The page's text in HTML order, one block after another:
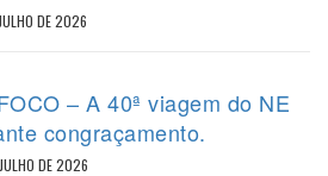
DE 2026
– A 40ª viagem do NE
congraçamento.
DE 2026